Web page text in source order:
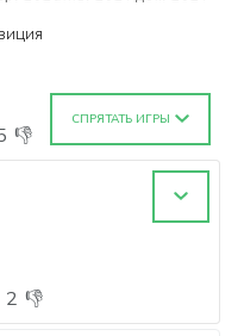
👎
СПРЯТАТЬ ИГРЫ
2 👎